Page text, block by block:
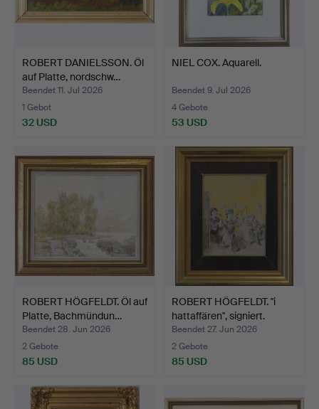
ROBERT DANIELSSON. Öl
auf Platte, nordschw…
Beendet 11. Jul 2026
1 Gebot
32 USD
NIEL COX. Aquarell.
Beendet 9. Jul 2026
4 Gebote
53 USD
ROBERT HÖGFELDT. Öl auf
Platte, Bachmündun…
Beendet 28. Jun 2026
2 Gebote
85 USD
ROBERT HÖGFELDT. "i
hattaffären", signiert.
Beendet 27. Jun 2026
2 Gebote
85 USD